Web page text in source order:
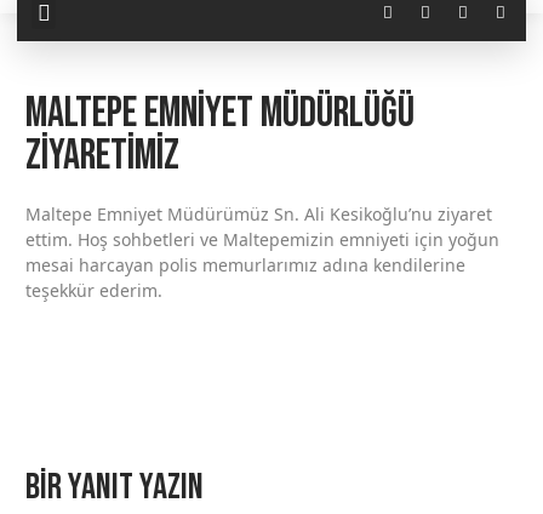
Maltepe Emniyet Müdürlüğü
Ziyaretimiz
Maltepe Emniyet Müdürümüz Sn. Ali Kesikoğlu’nu ziyaret
ettim. Hoş sohbetleri ve Maltepemizin emniyeti için yoğun
mesai harcayan polis memurlarımız adına kendilerine
teşekkür ederim.
Bir yanıt yazın